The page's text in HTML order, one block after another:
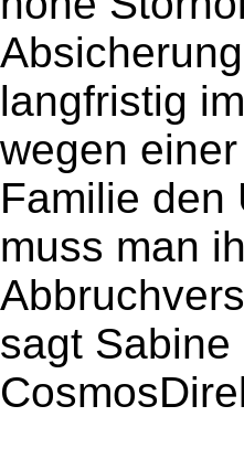
langfristig
wegen
Familie den
muss man
sagt